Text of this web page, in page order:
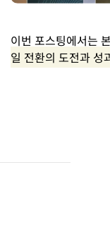
이번 포스팅에서는
일 전환의 도전과 성